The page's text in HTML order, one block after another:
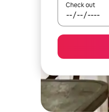
Check out